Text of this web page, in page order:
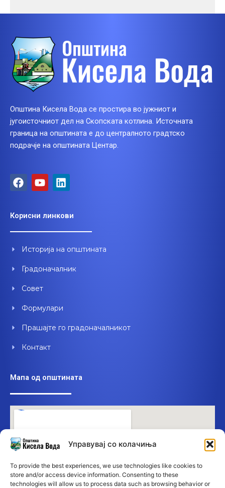
Управувај со колачиња
To provide the best experiences, we use technologies like cookies to
store and/or access device information. Consenting to these
technologies will allow us to process data such as browsing behavior or
Општина Кисела Вода се простира во јужниот и
југоисточниот дел на Скопската котлина. Источната
граница на општината е до централното градтско
подрачје на општината Центар.
F
a
b
o
k
Y
o
u
b
L
i
e
d
n
Корисни линкови
Историја на општината
Градоначалник
Совет
Формулари
Прашајте го градоначалникот
Контакт
Мапа од општината